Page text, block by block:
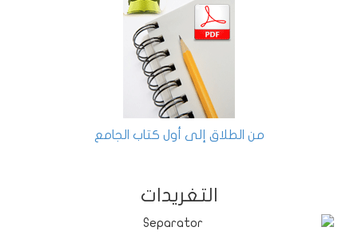
من الطلاق إلى أول كتاب الجامع
التغريدات